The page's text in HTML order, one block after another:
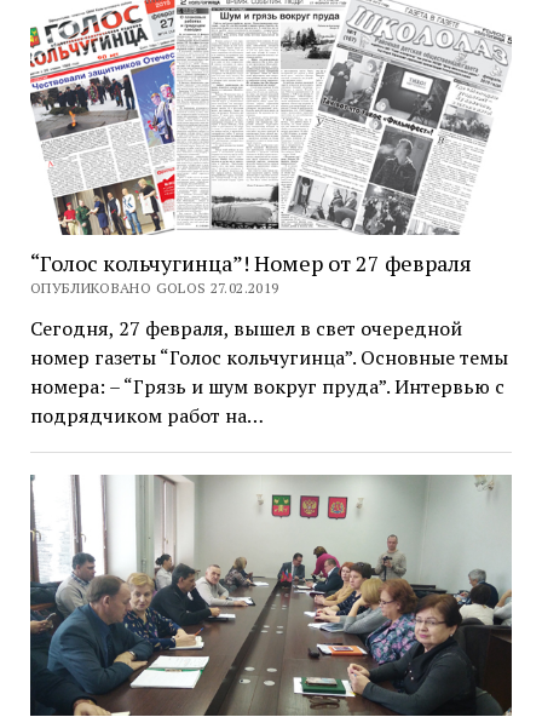
“Голос кольчугинца”! Номер от 27 февраля
ОПУБЛИКОВАНО GOLOS 27.02.2019
Сегодня, 27 февраля, вышел в свет очередной
номер газеты “Голос кольчугинца”. Основные темы
номера: – “Грязь и шум вокруг пруда”. Интервью с
подрядчиком работ на…